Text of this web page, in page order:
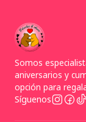
Somos
aniversarios y
opción para
Síguenos